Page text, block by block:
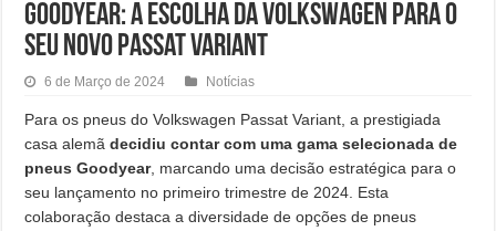
Goodyear: a escolha da Volkswagen para o
seu novo Passat Variant
6 de Março de 2024 Notícias
Para os pneus do Volkswagen Passat Variant, a prestigiada
casa alemãdecidiu contar com uma gama selecionada de
pneus Goodyear, marcando uma decisão estratégica para o
seu lançamento no primeiro trimestre de 2024. Esta
colaboração destaca a diversidade de opções de pneus